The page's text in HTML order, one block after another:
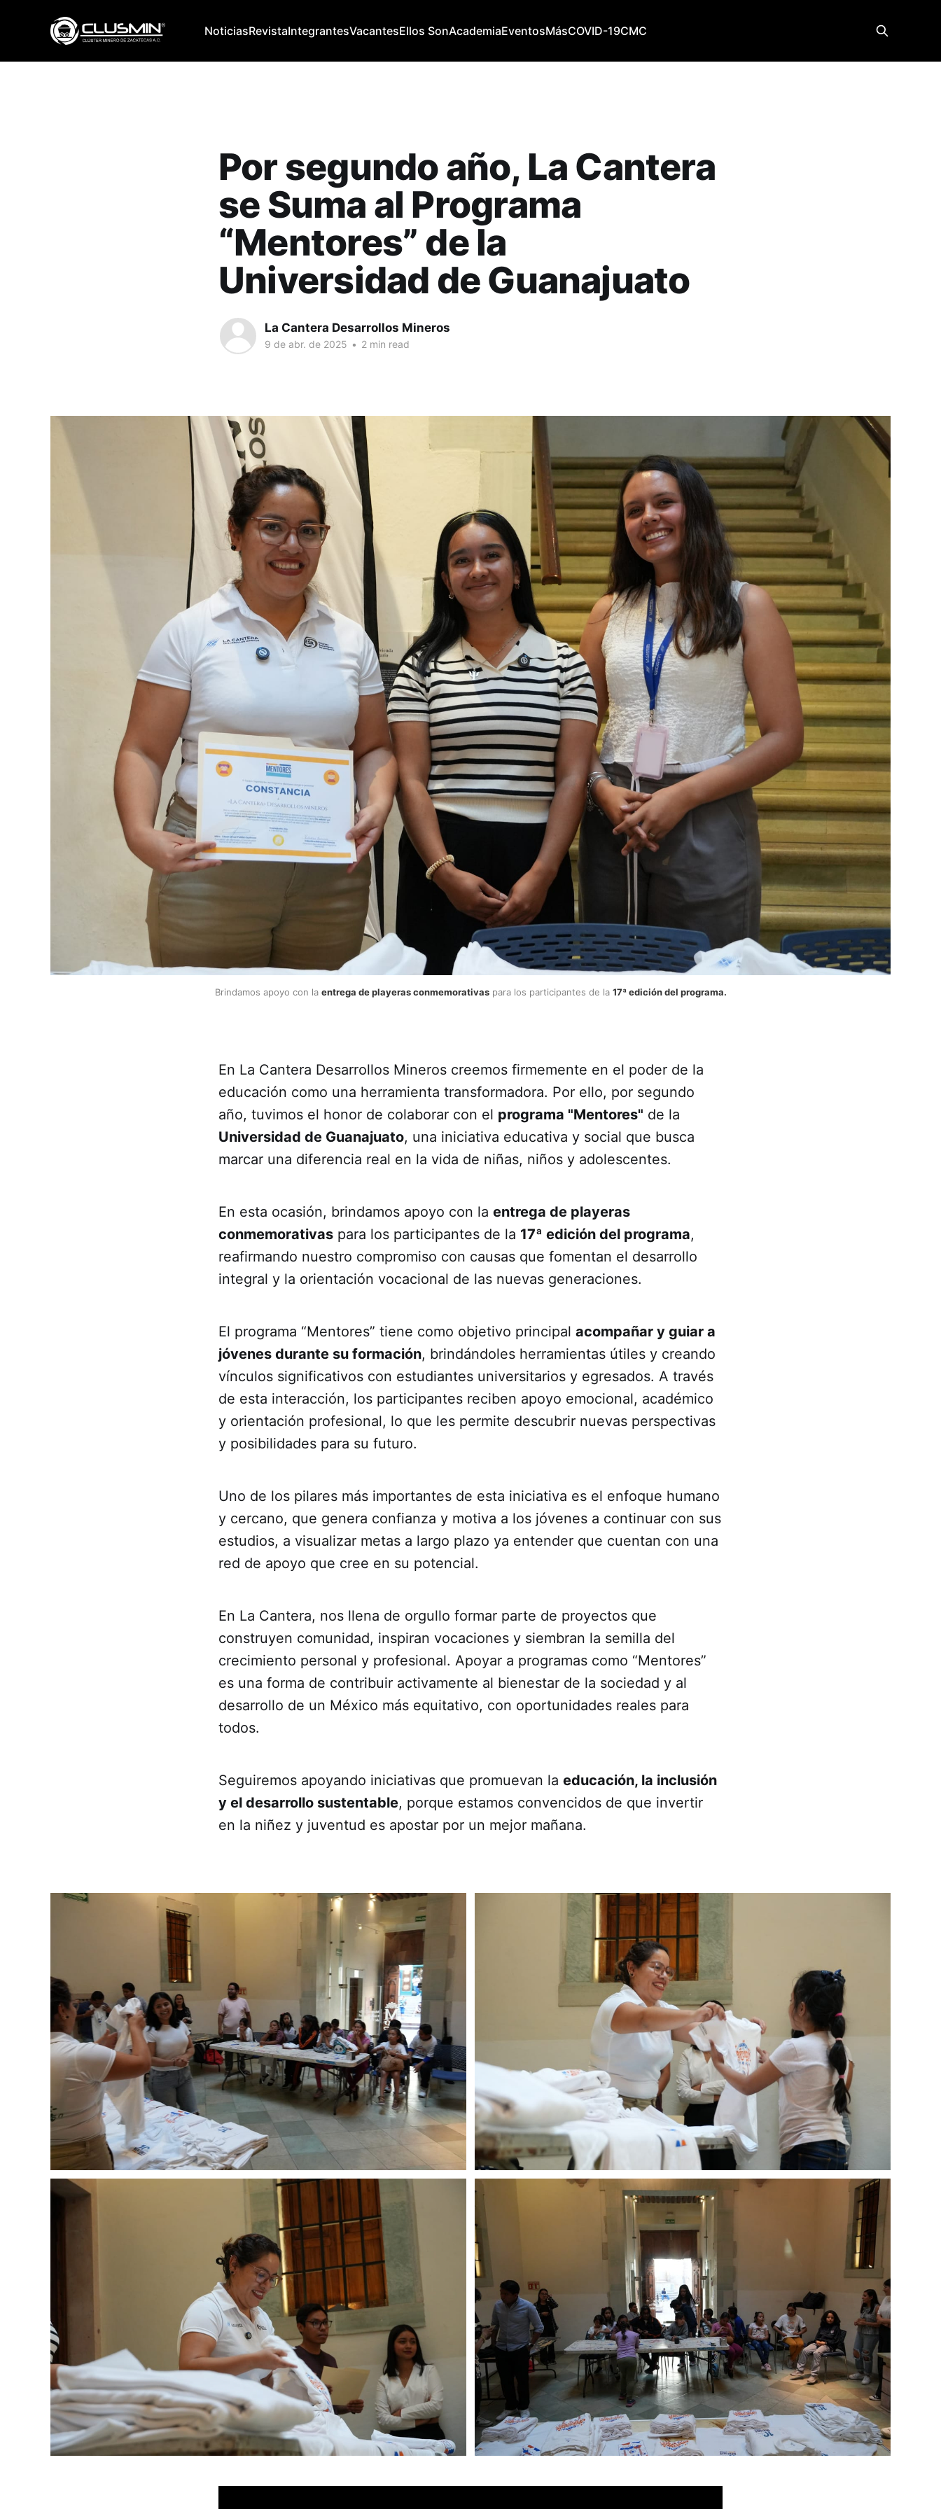
NoticiasRevistaIntegrantesVacantesEllos SonAcademiaEventosMásCOVID-19CMC
Por segundo año, La Cantera
se Suma al Programa
“Mentores” de la
Universidad de Guanajuato
La Cantera Desarrollos Mineros
9 de abr. de 2025 • 2 min read
Brindamos apoyo con la entrega de playeras conmemorativas para los participantes de la 17ª edición del programa.
En La Cantera Desarrollos Mineros creemos firmemente en el poder de la
educación como una herramienta transformadora. Por ello, por segundo
año, tuvimos el honor de colaborar con el programa "Mentores" de la
Universidad de Guanajuato, una iniciativa educativa y social que busca
marcar una diferencia real en la vida de niñas, niños y adolescentes.
En esta ocasión, brindamos apoyo con la entrega de playeras
conmemorativas para los participantes de la 17ª edición del programa,
reafirmando nuestro compromiso con causas que fomentan el desarrollo
integral y la orientación vocacional de las nuevas generaciones.
El programa “Mentores” tiene como objetivo principal acompañar y guiar a
jóvenes durante su formación, brindándoles herramientas útiles y creando
vínculos significativos con estudiantes universitarios y egresados. A través
de esta interacción, los participantes reciben apoyo emocional, académico
y orientación profesional, lo que les permite descubrir nuevas perspectivas
y posibilidades para su futuro.
Uno de los pilares más importantes de esta iniciativa es el enfoque humano
y cercano, que genera confianza y motiva a los jóvenes a continuar con sus
estudios, a visualizar metas a largo plazo ya entender que cuentan con una
red de apoyo que cree en su potencial.
En La Cantera, nos llena de orgullo formar parte de proyectos que
construyen comunidad, inspiran vocaciones y siembran la semilla del
crecimiento personal y profesional. Apoyar a programas como “Mentores”
es una forma de contribuir activamente al bienestar de la sociedad y al
desarrollo de un México más equitativo, con oportunidades reales para
todos.
Seguiremos apoyando iniciativas que promuevan la educación, la inclusión
y el desarrollo sustentable, porque estamos convencidos de que invertir
en la niñez y juventud es apostar por un mejor mañana.